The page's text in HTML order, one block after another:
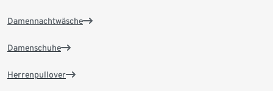
Damennachtwäsche
Damenschuhe
Herrenpullover